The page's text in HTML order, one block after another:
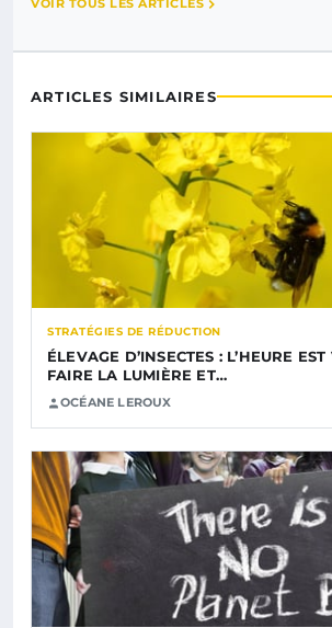
VOIR TOUS LES ARTICLES
ARTICLES SIMILAIRES
STRATÉGIES DE RÉDUCTION
ÉLEVAGE D’INSECTES : L’HEURE
FAIRE LA LUMIÈRE ET…
OCÉANE LEROUX